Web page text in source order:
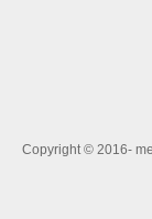
Copyright © 2016-